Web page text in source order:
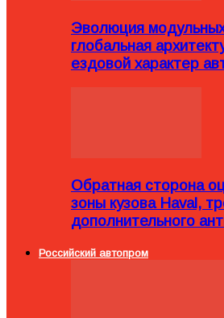
Эволюция
глобальная
ездовой характер
Обратная сторона
зоны кузова Haval,
дополнительного
Российский автопром